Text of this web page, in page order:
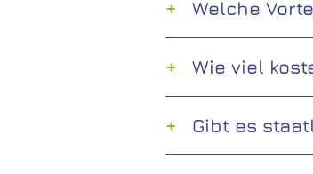
Welche
Wie viel
Gibt es